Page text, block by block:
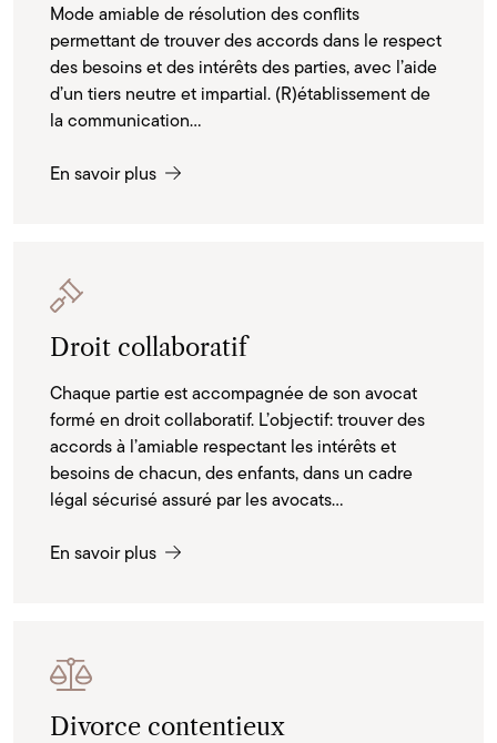
Mode amiable de résolution des conflits
permettant de trouver des accords dans le respect
des besoins et des intérêts des parties, avec l’aide
d’un tiers neutre et impartial. (R)établissement de
la communication...
En savoir plus
Droit collaboratif
Chaque partie est accompagnée de son avocat
formé en droit collaboratif. L’objectif: trouver des
accords à l’amiable respectant les intérêts et
besoins de chacun, des enfants, dans un cadre
légal sécurisé assuré par les avocats...
En savoir plus
Divorce contentieux